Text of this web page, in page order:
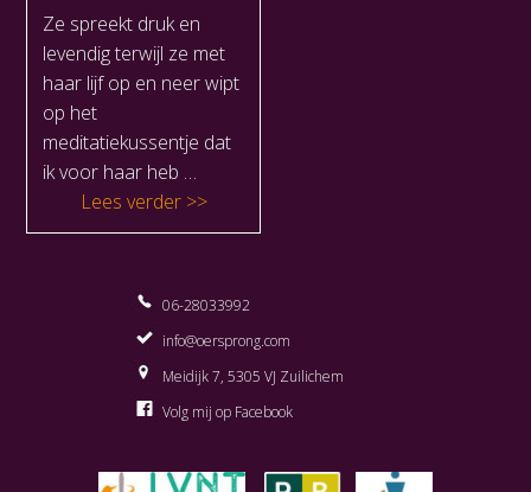
Ze spreekt druk en
levendig terwijl ze met
haar lijf op en neer wipt
op het
meditatiekussentje dat
ik voor haar heb …
Lees verder “De reis van zelfacceptatie”
06-28033992
info@oersprong.com
Meidijk 7, 5305 VJ Zuilichem
Volg mij op Facebook